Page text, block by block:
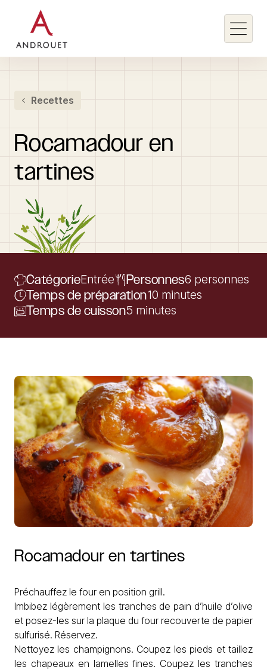
Rechercher un mot clé
Recettes
Rocamadour en
tartines
CatégorieEntrée Personnes6 personnes
Temps de préparation10 minutes
Temps de cuisson5 minutes
Rocamadour en tartines
Préchauffez le four en position grill.
Imbibez légèrement les tranches de pain d’huile d’olive
et posez-les sur la plaque du four recouverte de papier
sulfurisé. Réservez.
Nettoyez les champignons. Coupez les pieds et taillez
les chapeaux en lamelles fines. Coupez les tranches